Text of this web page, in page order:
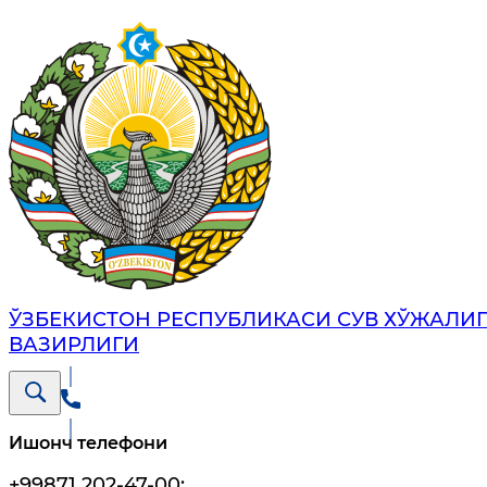
ЎЗБЕКИСТОН РЕСПУБЛИКАСИ СУВ
ВАЗИРЛИГИ
Ишонч телефони